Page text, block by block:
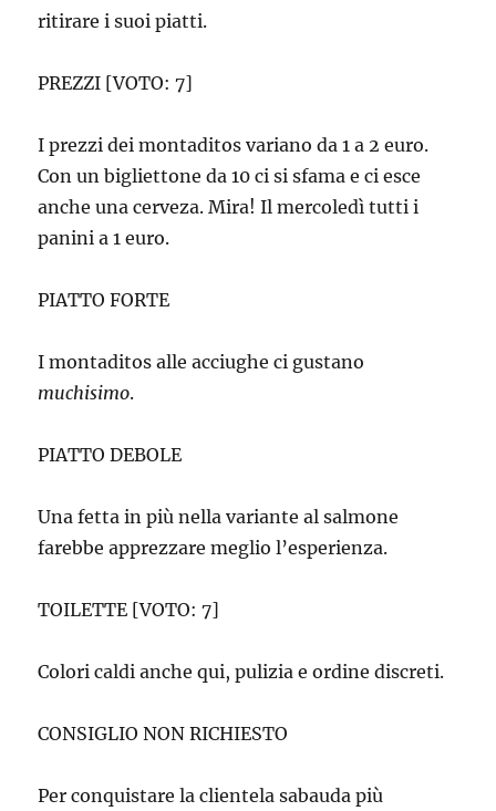
ritirare i suoi piatti.
PREZZI [VOTO: 7]
I prezzi dei montaditos variano da 1 a 2 euro.
Con un bigliettone da 10 ci si sfama e ci esce
anche una cerveza. Mira! Il mercoledì tutti i
panini a 1 euro.
PIATTO FORTE
I montaditos alle acciughe ci gustano
muchisimo.
PIATTO DEBOLE
Una fetta in più nella variante al salmone
farebbe apprezzare meglio l’esperienza.
TOILETTE [VOTO: 7]
Colori caldi anche qui, pulizia e ordine discreti.
CONSIGLIO NON RICHIESTO
Per conquistare la clientela sabauda più